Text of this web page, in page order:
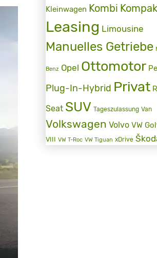
Kleinwagen Kombi
Leasing Limousine
Manuelles Getriebe
Benz Opel Ottomotor
Plug-In-Hybrid Privat
Seat SUV Tageszulassung Van
Volkswagen Volvo VW
VIII VW T-Roc VW Tiguan xDrive